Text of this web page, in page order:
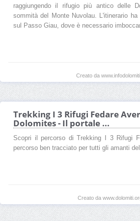
raggiungendo il rifugio più antico delle
sommità del Monte Nuvolau. L'itinerario
sul Passo Giau, dove è necessario
Creato da
Trekking I 3 Rifugi Fedare
Dolomites - Il portale ...
Scopri il percorso di Trekking I 3 Rifugi
percorso ben tracciato per tutti gli amanti
Creato da